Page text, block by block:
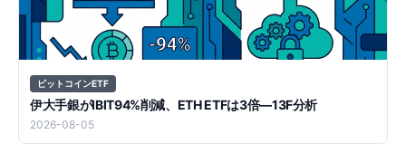
ビットコインETF
伊大手銀がIBIT94%削減、ETH ETFは3倍—13F分析
2026-08-05